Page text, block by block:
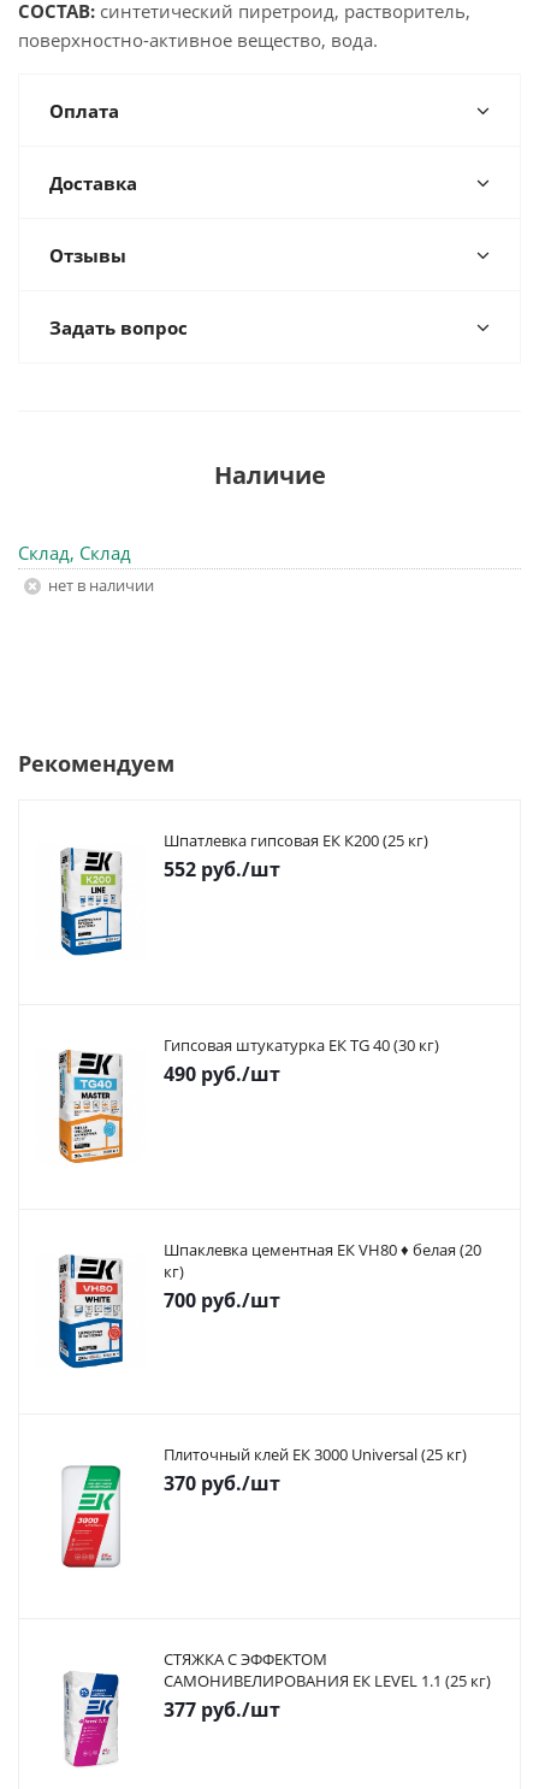
СОСТАВ: синтетический пиретроид, растворитель,
поверхностно-активное вещество, вода.
Оплата
Доставка
Отзывы
Задать вопрос
Наличие
Склад, Склад
Нет в наличии
Рекомендуем
Шпатлевка гипсовая ЕК К200 (25 кг)
552 руб./шт
Гипсовая штукатурка ЕК TG 40 (30 кг)
490 руб./шт
Шпаклевка цементная ЕК VH80 ♦ белая (20
кг)
700 руб./шт
Плиточный клей ЕК 3000 Universal (25 кг)
370 руб./шт
СТЯЖКА С ЭФФЕКТОМ
САМОНИВЕЛИРОВАНИЯ ЕК LEVEL 1.1 (25 кг)
377 руб./шт